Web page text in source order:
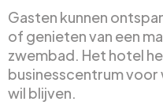
Gasten kunnen
of genieten van een
zwembad. Het hotel
businesscentrum
wil blijven.